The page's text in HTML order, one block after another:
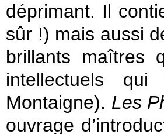
déprimant. Il
sûr !) mais aussi
brillants maîtres
intellectuels
Montaigne). Les
ouvrage